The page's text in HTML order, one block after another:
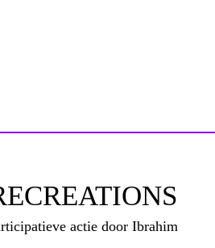
actie door Ibrahim